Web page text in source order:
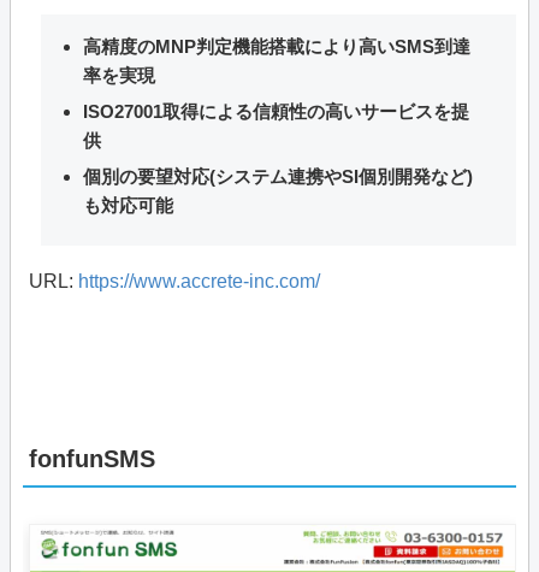
高精度のMNP判定機能搭載により高いSMS到達
率を実現
ISO27001取得による信頼性の高いサービスを提
供
個別の要望対応(システム連携やSI個別開発など)
も対応可能
URL: https://www.accrete-inc.com/
fonfunSMS